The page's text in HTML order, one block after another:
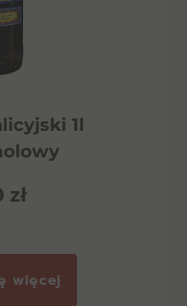
1l
zł
więcej